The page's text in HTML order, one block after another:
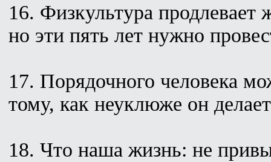
16. Физкультура продлевает
но эти пять лет нужно
17. Порядочного человека
тому, как неуклюже он
18. Что наша жизнь: не